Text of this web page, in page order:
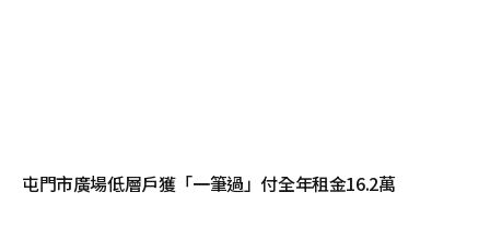
屯門市廣場低層戶獲「一筆過」付全年租金16.2萬